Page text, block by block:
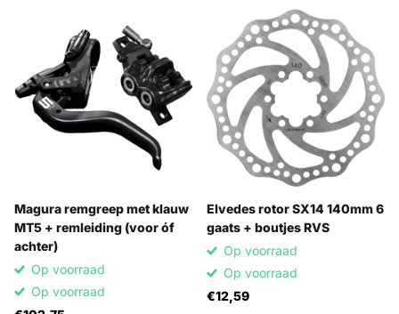
Magura remgreep met klauw
MT5 + remleiding (voor óf
achter)
Op voorraad
Op voorraad
Elvedes rotor SX14 140mm 6
gaats + boutjes RVS
Op voorraad
Op voorraad
€12,59